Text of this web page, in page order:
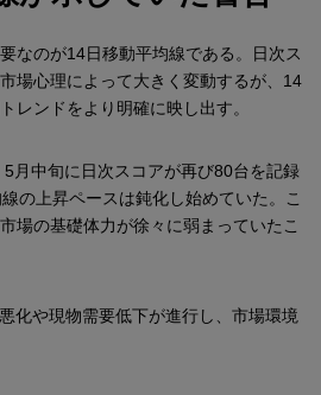
なのが14日移動平均線である。日次ス
場心理によって大きく変動するが、14
レンドをより明確に映し出す。
月中旬に日次スコアが再び80台を記録
の上昇ペースは鈍化し始めていた。こ
場の基礎体力が徐々に弱まっていたこ
化や現物需要低下が進行し、市場環境